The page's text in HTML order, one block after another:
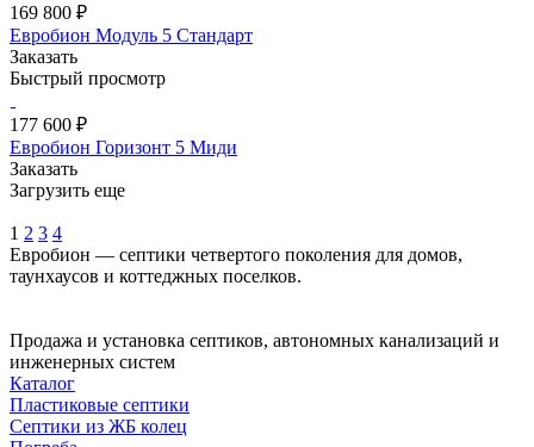
169 800 ₽
Евробион Модуль 5 Стандарт
Заказать
Быстрый просмотр
177 600 ₽
Евробион Горизонт 5 Миди
Заказать
Загрузить еще
1 2 3 4
Евробион — септики четвертого поколения для домов,
таунхаусов и коттеджных поселков.
Продажа и установка септиков, автономных канализаций и
инженерных систем
Каталог
Пластиковые септики
Септики из ЖБ колец